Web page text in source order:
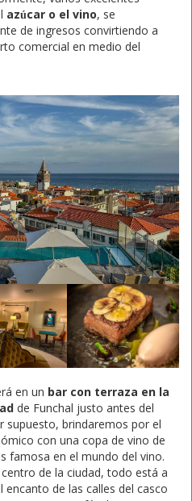
azúcar o el vino, se
de ingresos convirtiendo a
comercial en medio del
en un bar con terraza en la
de Funchal justo antes del
supuesto, brindaremos por el
con una copa de vino de
famosa en el mundo del vino.
de la ciudad, todo está a
de las calles del casco